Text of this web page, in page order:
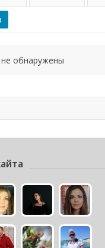
обнаружены